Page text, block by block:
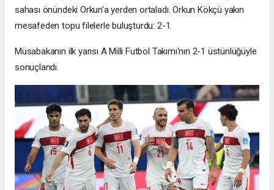
sahası önündeki Orkun'a yerden ortaladı. Orkun Kökçü yakın
mesafeden topu filelerle buluşturdu: 2-1.
Müsabakanın ilk yarısı A Milli Futbol Takımı'nın 2-1 üstünlüğüyle
sonuçlandı.